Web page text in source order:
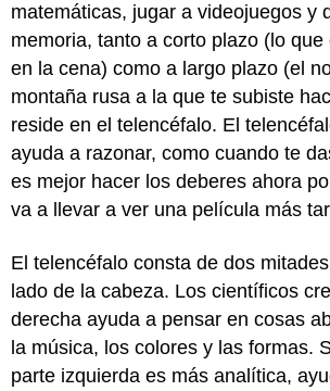
matemáticas, jugar a videojuegos y
memoria, tanto a corto plazo (lo
en la cena) como a largo plazo (el
montaña rusa a la que te subiste
reside en el telencéfalo. El
ayuda a razonar, como cuando te
es mejor hacer los deberes ahora
va a llevar a ver una película más
El telencéfalo consta de dos
lado de la cabeza. Los científicos
derecha ayuda a pensar en cosas
la música, los colores y las formas.
parte izquierda es más analítica,